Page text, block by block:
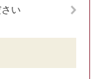
い